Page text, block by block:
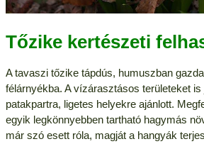
Tőzike kertészeti
A tavaszi tőzike tápdús, humuszban
félárnyékba. A vízárasztásos területeket is
patakpartra, ligetes helyekre ajánlott.
egyik legkönnyebben tartható hagymás
már szó esett róla, magját a hangyák